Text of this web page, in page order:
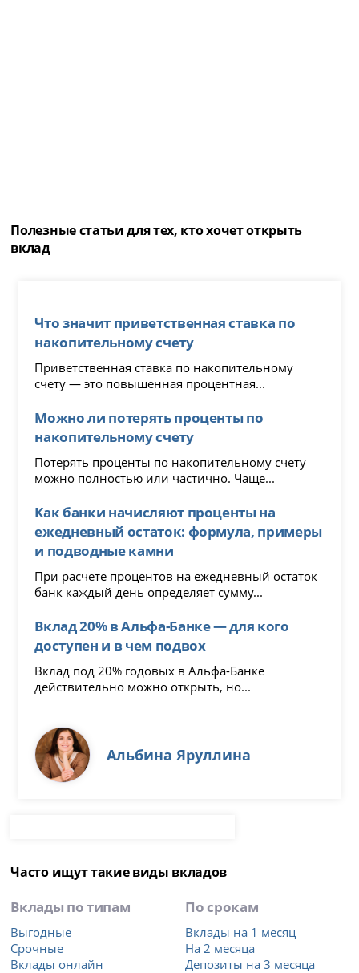
Полезные статьи для тех, кто хочет открыть
вклад
Что значит приветственная ставка по
накопительному счету
Приветственная ставка по накопительному
счету — это повышенная процентная...
Можно ли потерять проценты по
накопительному счету
Потерять проценты по накопительному счету
можно полностью или частично. Чаще...
Как банки начисляют проценты на
ежедневный остаток: формула, примеры
и подводные камни
При расчете процентов на ежедневный остаток
банк каждый день определяет сумму...
Вклад 20% в Альфа-Банке — для кого
доступен и в чем подвох
Вклад под 20% годовых в Альфа-Банке
действительно можно открыть, но...
Альбина Яруллина
Часто ищут такие виды вкладов
Вклады по типам
Выгодные
Срочные
Вклады онлайн
По срокам
Вклады на 1 месяц
На 2 месяца
Депозиты на 3 месяца